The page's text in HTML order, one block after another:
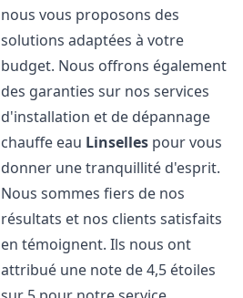
nous vous proposons des
solutions adaptées à votre
budget. Nous offrons également
des garanties sur nos services
d'installation et de dépannage
chauffe eau Linselles pour vous
donner une tranquillité d'esprit.
Nous sommes fiers de nos
résultats et nos clients satisfaits
en témoignent. Ils nous ont
attribué une note de 4,5 étoiles